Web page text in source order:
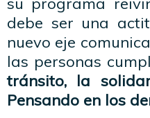
debe ser una
nuevo eje
las personas
tránsito, la
Pensando en los